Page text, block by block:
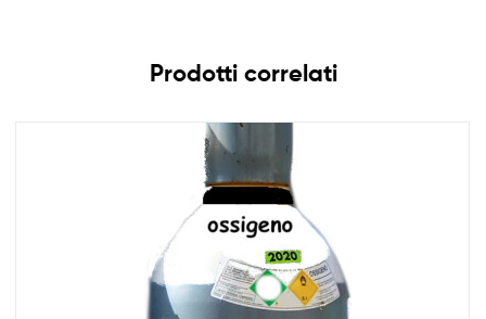
Prodotti correlati